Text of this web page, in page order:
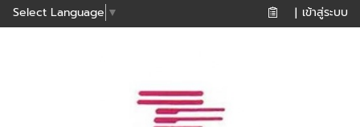
Select Language ▼ | เข้าสู่ระบบ